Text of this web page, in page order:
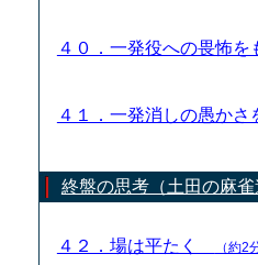
４０．一発役への畏怖
４１．一発消しの愚か
終盤の思考（土田の麻雀
４２．場は平たく （約2